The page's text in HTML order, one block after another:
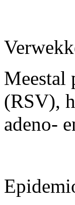
Meestal
(RSV),
adeno-